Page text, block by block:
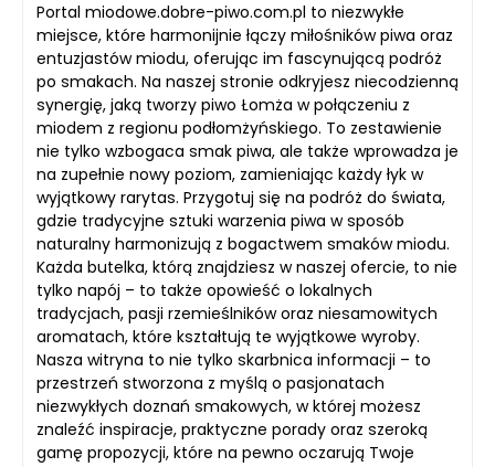
Portal miodowe.dobre-piwo.com.pl to niezwykłe
miejsce, które harmonijnie łączy miłośników piwa oraz
entuzjastów miodu, oferując im fascynującą podróż
po smakach. Na naszej stronie odkryjesz niecodzienną
synergię, jaką tworzy piwo Łomża w połączeniu z
miodem z regionu podłomżyńskiego. To zestawienie
nie tylko wzbogaca smak piwa, ale także wprowadza je
na zupełnie nowy poziom, zamieniając każdy łyk w
wyjątkowy rarytas. Przygotuj się na podróż do świata,
gdzie tradycyjne sztuki warzenia piwa w sposób
naturalny harmonizują z bogactwem smaków miodu.
Każda butelka, którą znajdziesz w naszej ofercie, to nie
tylko napój – to także opowieść o lokalnych
tradycjach, pasji rzemieślników oraz niesamowitych
aromatach, które kształtują te wyjątkowe wyroby.
Nasza witryna to nie tylko skarbnica informacji – to
przestrzeń stworzona z myślą o pasjonatach
niezwykłych doznań smakowych, w której możesz
znaleźć inspiracje, praktyczne porady oraz szeroką
gamę propozycji, które na pewno oczarują Twoje